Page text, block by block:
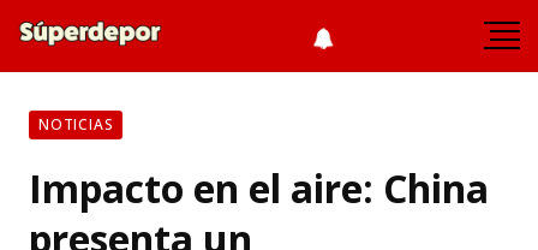
NOTICIAS
Impacto en el aire: China
presenta un